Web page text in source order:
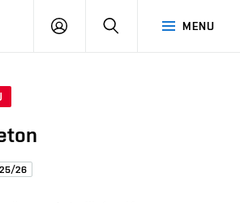
MENU
PŘIHLÁSIT
26